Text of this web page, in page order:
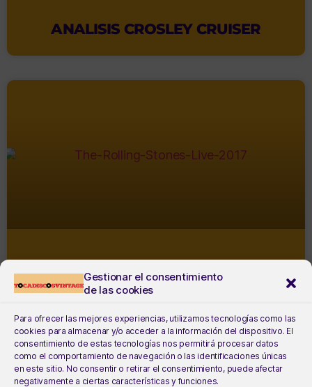
Gestionar el consentimiento
de las cookies
Para ofrecer las mejores experiencias, utilizamos tecnologías como las
cookies para almacenar y/o acceder a la información del dispositivo. El
consentimiento de estas tecnologías nos permitirá procesar datos
como el comportamiento de navegación o las identificaciones únicas
en este sitio. No consentir o retirar el consentimiento, puede afectar
negativamente a ciertas características y funciones.
ANALISIS CROSLEY CRUISER
THE ROLLING STONES – LIVE 2017